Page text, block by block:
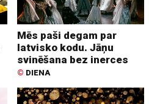
Mēs paši degam par
latvisko kodu. Jāņu
svinēšana bez inerces
© DIENA